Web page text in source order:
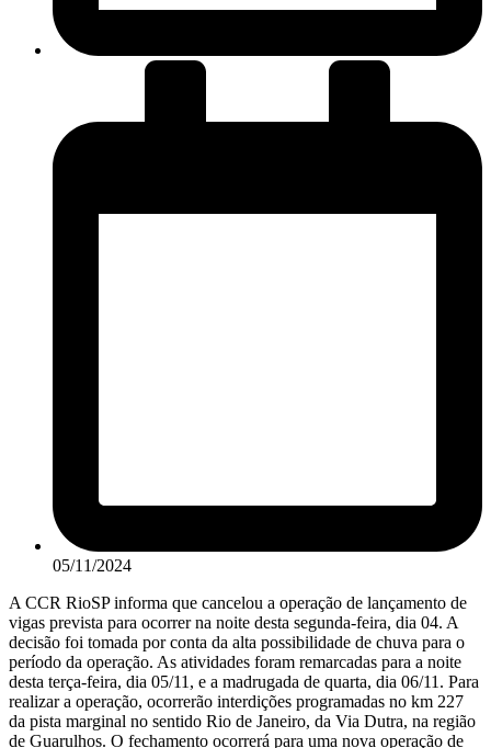
05/11/2024
A CCR RioSP informa que cancelou a operação de lançamento de
vigas prevista para ocorrer na noite desta segunda-feira, dia 04. A
decisão foi tomada por conta da alta possibilidade de chuva para o
período da operação. As atividades foram remarcadas para a noite
desta terça-feira, dia 05/11, e a madrugada de quarta, dia 06/11. Para
realizar a operação, ocorrerão interdições programadas no km 227
da pista marginal no sentido Rio de Janeiro, da Via Dutra, na região
de Guarulhos. O fechamento ocorrerá para uma nova operação de